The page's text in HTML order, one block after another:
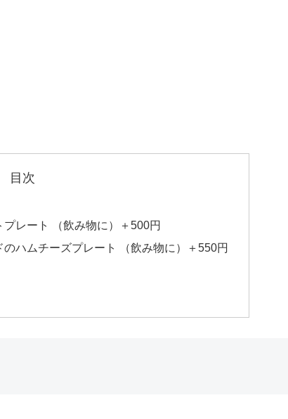
目次
レート （飲み物に）＋500円
ハムチーズプレート （飲み物に）＋550円